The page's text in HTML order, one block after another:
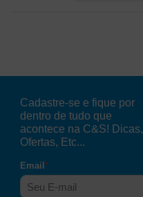
Cadastre-se e fique por
dentro de tudo que
acontece na C&S! Dicas,
Ofertas, Etc...
Email *